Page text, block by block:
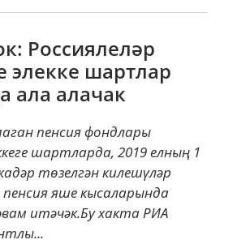
Россиялеләр
элекке шартлар
ала алачак
пенсия фондлары
шартларда, 2019 елның 1
төзелгән килешүләр
пенсия яше кысаларында
итәчәк.Бу хакта РИА